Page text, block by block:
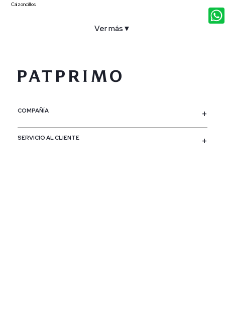
Calzoncillos
Ver más ▼
COMPAÑÍA
SERVICIO AL CLIENTE